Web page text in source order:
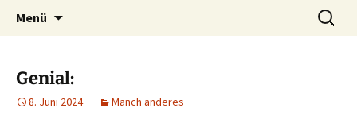
Häkelfieber
Ich bin im…
Menü
Suchen
nach:
Genial:
8. Juni 2024 Manch anderes